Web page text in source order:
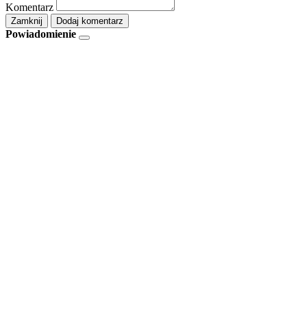
Komentarz
Zamknij Dodaj komentarz
Powiadomienie